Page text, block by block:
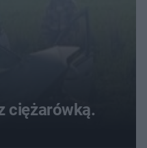
ciężarówką.